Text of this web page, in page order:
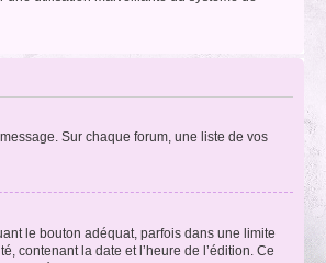
Sur chaque forum, une liste de vos
le bouton adéquat, parfois dans une limite
contenant la date et l’heure de l’édition. Ce